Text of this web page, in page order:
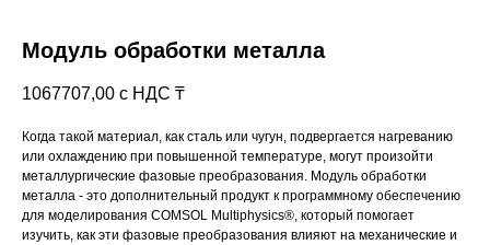
Модуль обработки металла
1067707,00 с НДС ₸
Когда такой материал, как сталь или чугун, подвергается нагреванию
или охлаждению при повышенной температуре, могут произойти
металлургические фазовые преобразования. Модуль обработки
металла - это дополнительный продукт к программному обеспечению
для моделирования COMSOL Multiphysics®, который помогает
изучить, как эти фазовые преобразования влияют на механические и